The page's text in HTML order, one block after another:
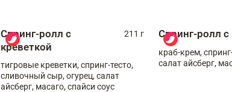
Спринг-ролл с
креветкой
211 г
тигровые креветки, спринг-тесто,
сливочный сыр, огурец, салат
айсберг, масаго, спайси соус
Спринг-ролл
краб-крем,
салат айсберг,